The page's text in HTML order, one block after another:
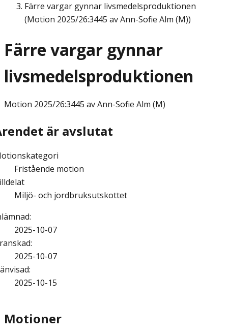
Färre vargar gynnar livsmedelsproduktionen
(Motion 2025/26:3445 av Ann-Sofie Alm (M))
Färre vargar gynnar
livsmedelsproduktionen
Motion 2025/26:3445 av Ann-Sofie Alm (M)
är avslutat
Fristående motion
Miljö- och jordbruksutskottet
:
2025-10-07
:
2025-10-07
:
2025-10-15
Motioner